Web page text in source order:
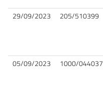
29/09/2023 205/510399
05/09/2023 1000/044037